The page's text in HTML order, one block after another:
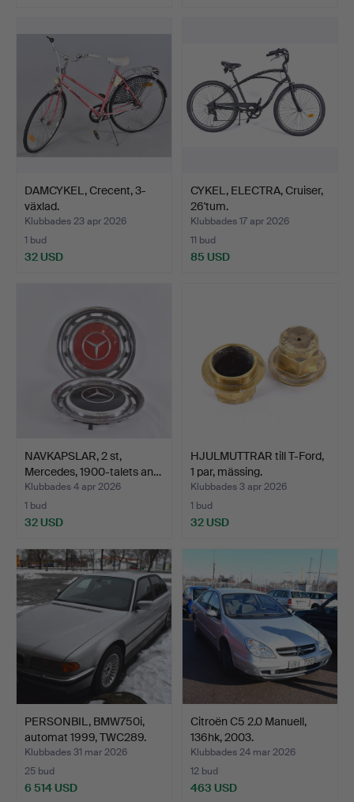
DAMCYKEL, Crecent, 3-
växlad.
Klubbades 23 apr 2026
1 bud
32 USD
CYKEL, ELECTRA, Cruiser,
26'tum.
Klubbades 17 apr 2026
11 bud
85 USD
NAVKAPSLAR, 2 st,
Mercedes, 1900-talets an…
Klubbades 4 apr 2026
1 bud
32 USD
HJULMUTTRAR till T-Ford,
1 par, mässing.
Klubbades 3 apr 2026
1 bud
32 USD
PERSONBIL, BMW750i,
automat 1999, TWC289.
Klubbades 31 mar 2026
25 bud
6 514 USD
Citroën C5 2.0 Manuell,
136hk, 2003.
Klubbades 24 mar 2026
12 bud
463 USD